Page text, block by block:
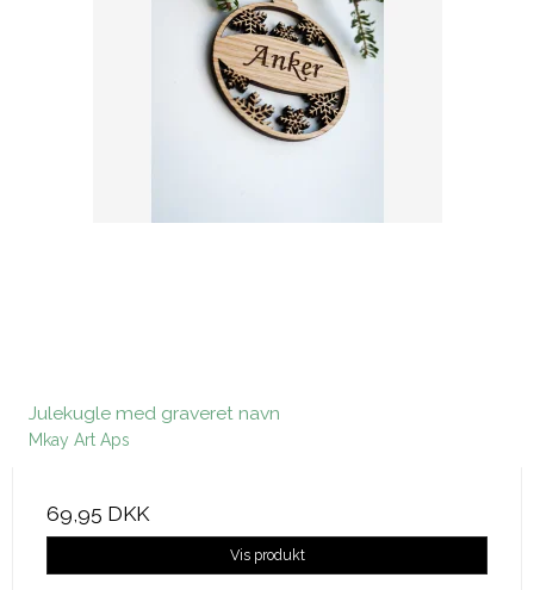
Julekugle med graveret navn
Mkay Art Aps
69,95 DKK
Vis produkt